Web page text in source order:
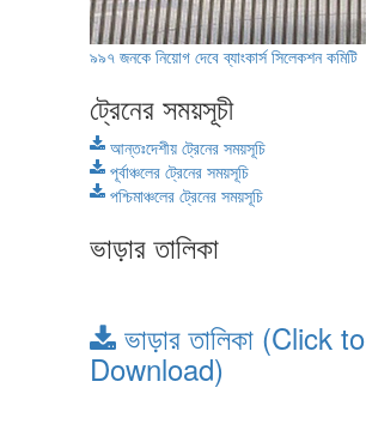
৯৯৭ জনকে নিয়োগ দেবে ব্যাংকার্স সিলেকশন কমিটি
ট্রেনের সময়সূচী
আন্তঃদেশীয় ট্রেনের সময়সূচি
পূর্বাঞ্চলের ট্রেনের সময়সূচি
পশ্চিমাঞ্চলের ট্রেনের সময়সূচি
ভাড়ার তালিকা
ভাড়ার তালিকা (Click to
Download)